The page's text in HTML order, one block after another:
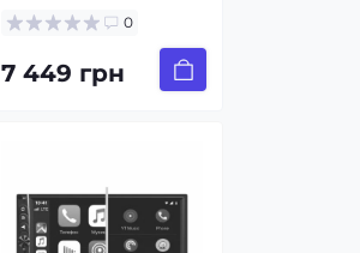
0
7 449 грн